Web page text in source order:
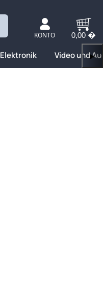
KONTO 0,00 �
Elektronik Video und▶